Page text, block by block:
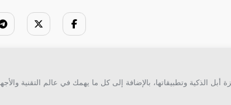
الذكية وتطبيقاتها، بالإضافة إلى كل ما يهمك في عالم التقنية